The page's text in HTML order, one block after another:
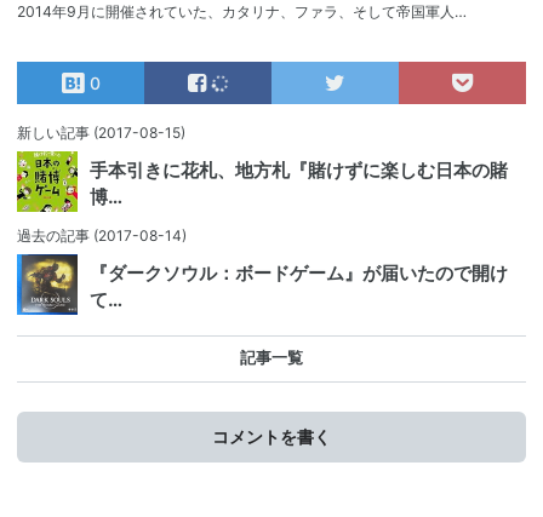
2014年9月に開催されていた、カタリナ、ファラ、そして帝国軍人…
0
新しい記事 (2017-08-15)
手本引きに花札、地方札『賭けずに楽しむ日本の賭
博…
過去の記事 (2017-08-14)
『ダークソウル：ボードゲーム』が届いたので開け
て…
記事一覧
コメントを書く